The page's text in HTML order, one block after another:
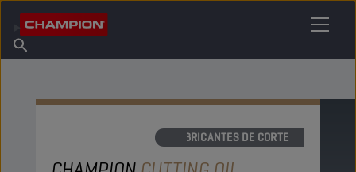
Acerca de champion
Encuentra un punto de venta
LUBRICANTES DE CORTE